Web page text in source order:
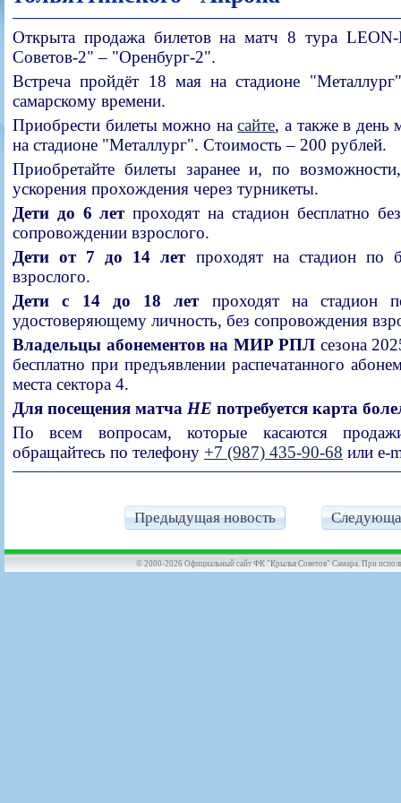
Открыта продажа билетов на матч 8 тура
Советов-2" – "Оренбург-2".
Встреча пройдёт 18 мая на стадионе
самарскому времени.
Приобрести билеты можно насайте, а также в день
на стадионе "Металлург". Стоимость – 200 рублей.
Приобретайте билеты заранее и, по
ускорения прохождения через турникеты.
Дети до 6 летпроходят на стадион бесплатно
сопровождении взрослого.
Дети от 7 до 14 летпроходят на стадион по
взрослого.
Дети с 14 до 18 летпроходят на стадион
удостоверяющему личность, без сопровождения
Владельцы абонементов на МИР РПЛ сезона
бесплатно при предъявлении распечатанного
места сектора 4.
Для посещения матча НЕ потребуется карта
По всем вопросам, которые касаются
обращайтесь по телефону +7 (987) 435-90-68 или e-
Предыдущая новость
© 2000-2026 Официальный сайт ФК "Крылья Советов" Самара. При